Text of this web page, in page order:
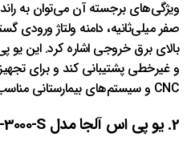
بالای برق خروجی اشاره کرد. این
و غیرخطی پشتیبانی کند و برای
CNC و سیستم‌های بیمارستانی مناسب است.
2. یو پی اس آلجا مدل KI-3000-S